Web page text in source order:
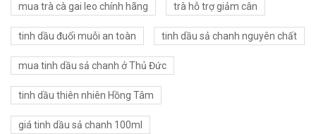
mua trà cà gai leo chính hãng trà hỗ trợ giảm cân
tinh dầu đuổi muỗi an toàn tinh dầu sả chanh nguyên chất
mua tinh dầu sả chanh ở Thủ Đức
tinh dầu thiên nhiên Hồng Tâm
giá tinh dầu sả chanh 100ml